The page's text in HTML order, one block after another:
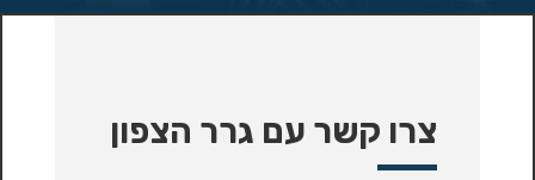
צרו קשר עם גרר הצפון